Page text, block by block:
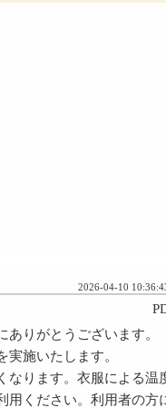
2026-04-10
りがとうございます。
施いたします。
なります。衣服による温
用ください。利用者の方